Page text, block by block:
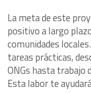
La meta de este
positivo a largo
comunidades
tareas prácticas,
ONGs hasta trabajo
Esta labor te